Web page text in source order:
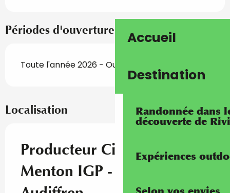
Accueil
Destination
Randonnée dans
découverte de
Expériences
Périodes d'ouverture
Toute l'année 2026 - Ouvert tous les jours
Localisation
Producteur Citron de
Menton IGP - Florian